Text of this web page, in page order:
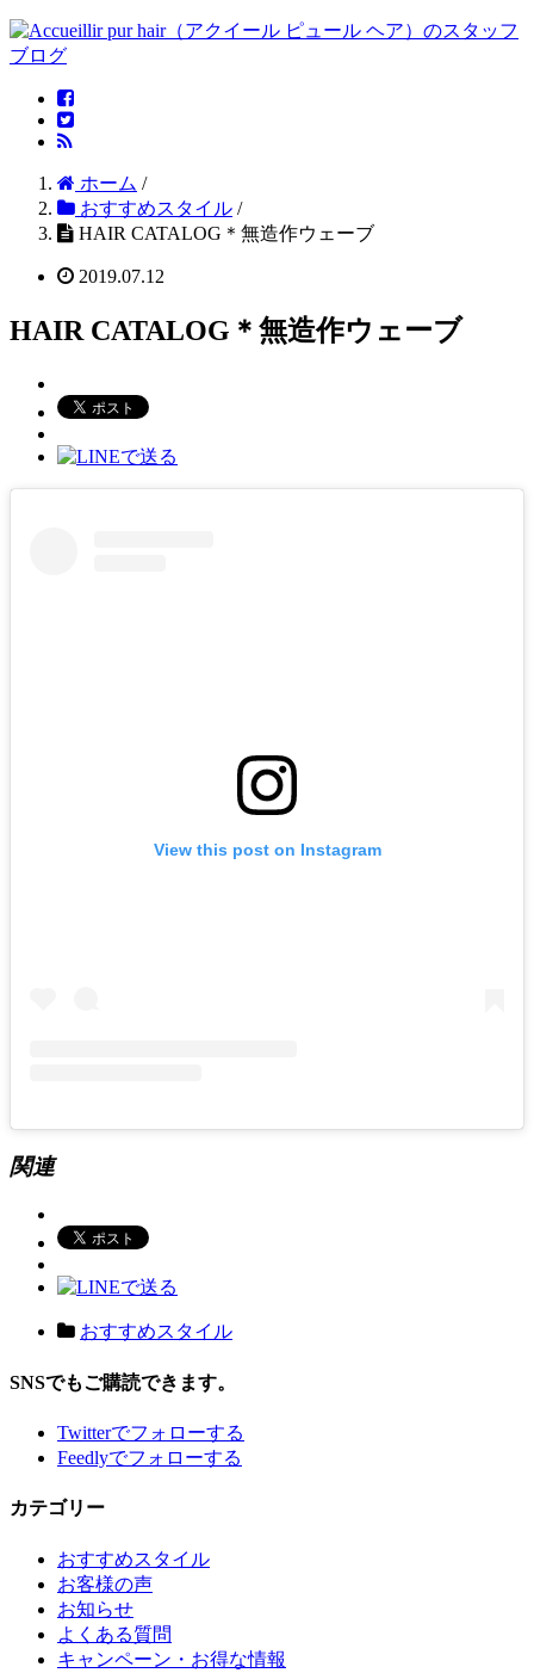
ホーム /
おすすめスタイル /
HAIR CATALOG＊無造作ウェーブ
2019.07.12
HAIR CATALOG＊無造作ウェーブ
View this post on Instagram
関連
おすすめスタイル
SNSでもご購読できます。
Twitterでフォローする
Feedlyでフォローする
カテゴリー
おすすめスタイル
お客様の声
お知らせ
よくある質問
キャンペーン・お得な情報